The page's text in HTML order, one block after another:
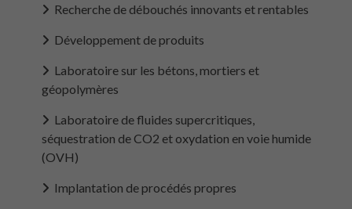
Recherche de débouchés innovants et rentables
Développement de produits
Laboratoire sur les bétons, mortiers et
géopolymères
Laboratoire de fluides supercritiques,
séquestration de CO2 et oxydation en voie humide
(OVH)
Implantation de procédés propres
chances de
personnalisés.